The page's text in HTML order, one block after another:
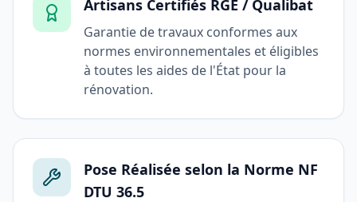
Artisans Certifiés RGE / Qualibat
Garantie de travaux conformes aux
normes environnementales et éligibles
à toutes les aides de l'État pour la
rénovation.
Pose Réalisée selon la Norme NF
DTU 36.5